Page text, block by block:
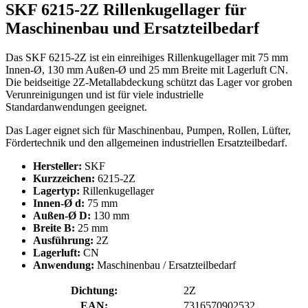
SKF 6215-2Z Rillenkugellager für
Maschinenbau und Ersatzteilbedarf
Das SKF 6215-2Z ist ein einreihiges Rillenkugellager mit 75 mm
Innen-Ø, 130 mm Außen-Ø und 25 mm Breite mit Lagerluft CN.
Die beidseitige 2Z-Metallabdeckung schützt das Lager vor groben
Verunreinigungen und ist für viele industrielle
Standardanwendungen geeignet.
Das Lager eignet sich für Maschinenbau, Pumpen, Rollen, Lüfter,
Fördertechnik und den allgemeinen industriellen Ersatzteilbedarf.
Hersteller: SKF
Kurzzeichen: 6215-2Z
Lagertyp: Rillenkugellager
Innen-Ø d: 75 mm
Außen-Ø D: 130 mm
Breite B: 25 mm
Ausführung: 2Z
Lagerluft: CN
Anwendung: Maschinenbau / Ersatzteilbedarf
Dichtung:
2Z
EAN:
7316570902532